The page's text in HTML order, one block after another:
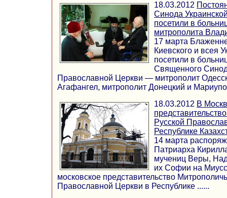
18.03.2012
Синода
посетили в
митрополита
17 марта
Киевского и всея
посетили в
Священного
Православной Церкви — митрополит
Агафангел, митрополит Донецкий и
18.03.2012 В
Русской
Республике
14 марта
Патриарха
мучениц Веры,
их Софии на
московское представительство
Православной Церкви в Республике ......